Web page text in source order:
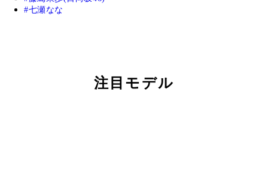
七瀬なな
注目モデル